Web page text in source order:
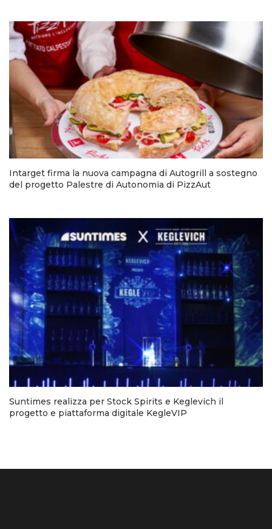
Intarget firma la nuova campagna di Autogrill a sostegno
del progetto Palestre di Autonomia di PizzAut
Suntimes realizza per Stock Spirits e Keglevich il
progetto e piattaforma digitale KegleVIP